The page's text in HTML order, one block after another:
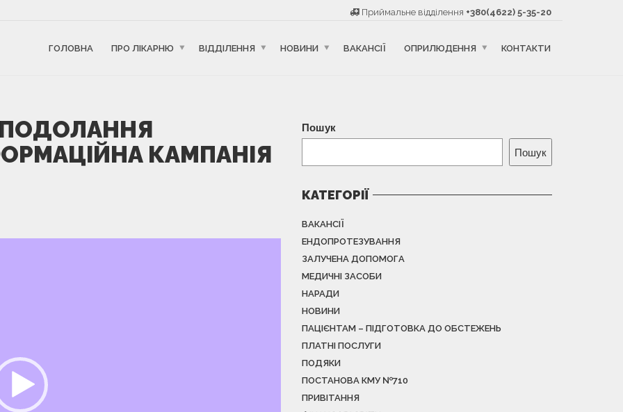
Приймальне відділення +380(4622) 5-35-20
ГОЛОВНА ПРО ЛІКАРНЮ ВІДДІЛЕННЯ НОВИНИ ВАКАНСІЇ ОПРИЛЮДЕННЯ КОНТАКТИ
ПОДОЛАННЯ
КАМПАНІЯ
Пошук
Пошук
КАТЕГОРІЇ
ВАКАНСІЇ
ЕНДОПРОТЕЗУВАННЯ
ЗАЛУЧЕНА ДОПОМОГА
МЕДИЧНІ ЗАСОБИ
НАРАДИ
НОВИНИ
ПАЦІЄНТАМ – ПІДГОТОВКА ДО ОБСТЕЖЕНЬ
ПЛАТНІ ПОСЛУГИ
ПОДЯКИ
ПОСТАНОВА КМУ №710
ПРИВІТАННЯ